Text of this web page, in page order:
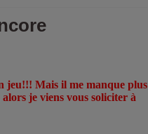
jeu!!! Mais il me manque plus
je viens vous soliciter à